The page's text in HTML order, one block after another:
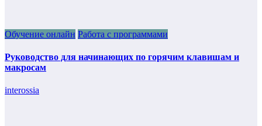
Обучение онлайн Работа с программами
Руководство для начинающих по горячим клавишам и
макросам
interossia